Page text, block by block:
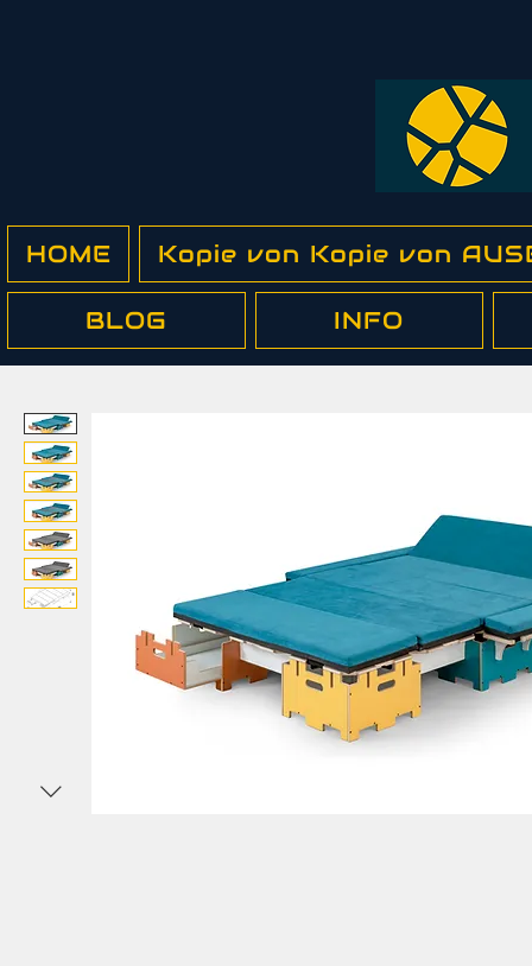
HOME Kopie von Kopie von
BLOG INFO